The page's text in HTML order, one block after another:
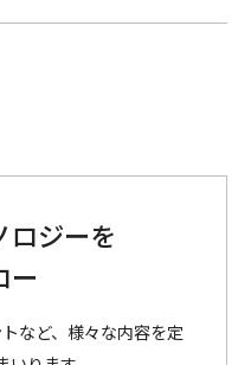
ロジーを
ー
など、様々な内容を定